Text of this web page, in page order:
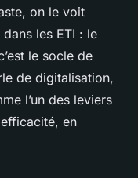
on le voit
les ETI : le
le socle de
de digitalisation,
l’un des leviers
en